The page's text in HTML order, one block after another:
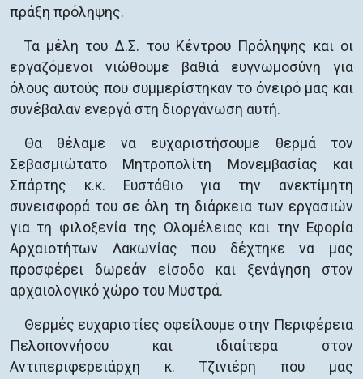
πράξη πρόληψης.
Τα μέλη του Δ.Σ. του Κέντρου Πρόληψης και οι
εργαζόμενοι νιώθουμε βαθιά ευγνωμοσύνη για
όλους αυτούς που συμμερίστηκαν το όνειρό μας και
συνέβαλαν ενεργά στη διοργάνωση αυτή.
Θα θέλαμε να ευχαριστήσουμε θερμά τον
Σεβασμιώτατο Μητροπολίτη Μονεμβασίας και
Σπάρτης κ.κ. Ευστάθιο για την ανεκτίμητη
συνεισφορά του σε όλη τη διάρκεια των εργασιών
για τη φιλοξενία της Ολομέλειας και την Εφορία
Αρχαιοτήτων Λακωνίας που δέχτηκε να μας
προσφέρει δωρεάν είσοδο και ξενάγηση στον
αρχαιολογικό χώρο του Μυστρά.
Θερμές ευχαριστίες οφείλουμε στην Περιφέρεια
Πελοποννήσου και ιδιαίτερα στον
Αντιπεριφερειάρχη κ. Τζινιέρη που μας